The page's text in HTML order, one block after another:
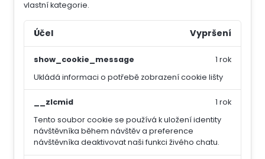
vlastní kategorie.
Účel Vypršení
show_cookie_message
Ukládá informaci o potřebě zobrazení cookie lišty
1 rok
__zlcmid
Tento soubor cookie se používá k uložení identity
návštěvníka během návštěv a preference
návštěvníka deaktivovat naši funkci živého chatu.
1 rok